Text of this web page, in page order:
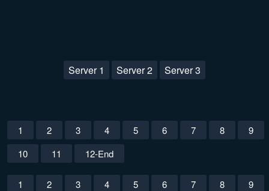
Server 1 Server 2 Server 3
1 2 3 4 5 6 7 8
9
10
11 12-End
1 2 3 4 5 6 7 8
9